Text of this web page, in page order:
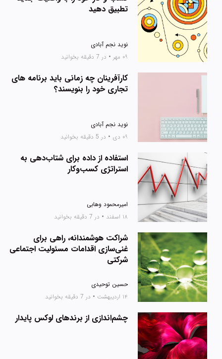
تطبیق دهید
نوید نجم آبادی
۰۹ مهر
• در 7 دقیقه بخوانید
کارآفرینان چه زمانی باید برنامه های
تجاری خود را بنویسند؟
نوید نجم آبادی
۰۹ دی
• در 5 دقیقه بخوانید
استفاده از داده برای شتاب‌دهی به
استراتژی کسب‌وکار
امیرمحمود وهابی
۱۸ اسفند
• در 7 دقیقه بخوانید
شراکت هوشمندانه، راهی برای
غنی‌سازی اقدامات مسئولیت اجتماعی
شرکتی
حسین توحیدی
۱۴ اردیبهشت
• در 7 دقیقه بخوانید
چشم‌اندازی از برندهای لوکس پایدار